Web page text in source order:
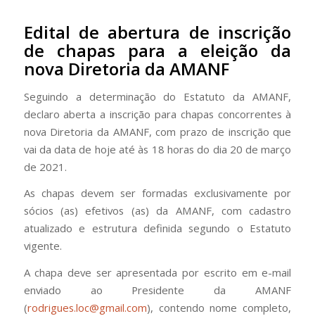
Edital de abertura de inscrição
de chapas para a eleição da
nova Diretoria da AMANF
Seguindo a determinação do Estatuto da AMANF,
declaro aberta a inscrição para chapas concorrentes à
nova Diretoria da AMANF, com prazo de inscrição que
vai da data de hoje até às 18 horas do dia 20 de março
de 2021.
As chapas devem ser formadas exclusivamente por
sócios (as) efetivos (as) da AMANF, com cadastro
atualizado e estrutura definida segundo o Estatuto
vigente.
A chapa deve ser apresentada por escrito em e-mail
enviado ao Presidente da AMANF
(rodrigues.loc@gmail.com), contendo nome completo,